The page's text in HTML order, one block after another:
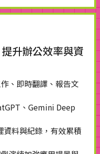
提升辦公效率與資
、即時翻譯、報告文
、Gemini Deep
資料與紀錄，有效累積